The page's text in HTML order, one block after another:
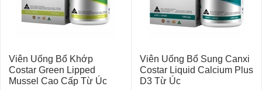
Viên Uống Bổ Khớp
Costar Green Lipped
Mussel Cao Cấp Từ Úc
Viên Uống Bổ Sung Canxi
Costar Liquid Calcium Plus
D3 Từ Úc